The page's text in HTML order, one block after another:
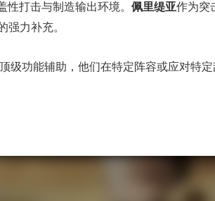
打击与制造输出环境。 佩里缇亚作为突
强力补充。
级功能辅助，他们在特定阵容或应对特定